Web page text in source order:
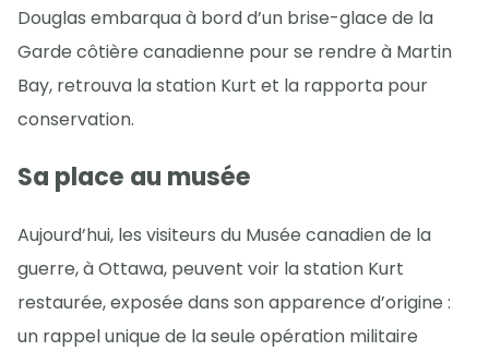
Douglas embarqua à bord d’un brise-glace de la
Garde côtière canadienne pour se rendre à Martin
Bay, retrouva la station Kurt et la rapporta pour
conservation.
Sa place au musée
Aujourd’hui, les visiteurs du Musée canadien de la
guerre, à Ottawa, peuvent voir la station Kurt
restaurée, exposée dans son apparence d’origine :
un rappel unique de la seule opération militaire